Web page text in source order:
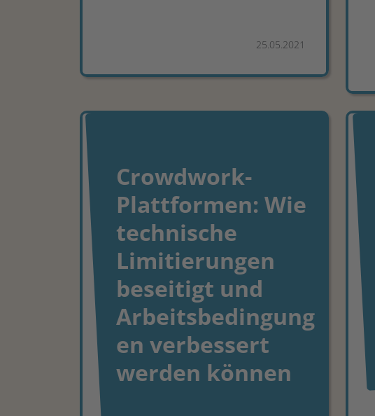
25.05.2021
Crowdwork-
Plattformen: Wie
technische
Limitierungen
beseitigt und
Arbeitsbedingung
en verbessert
werden können